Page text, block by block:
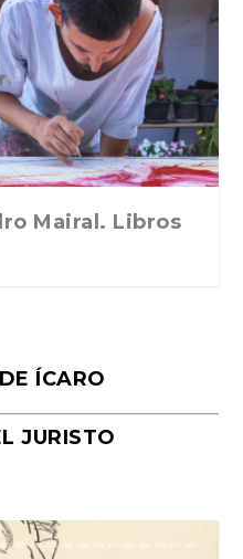
Lindbäck.
Gonçalves.
el gran amor de
de Philippe
noches de
Mairal. Libros
ÍCARO
JURISTO